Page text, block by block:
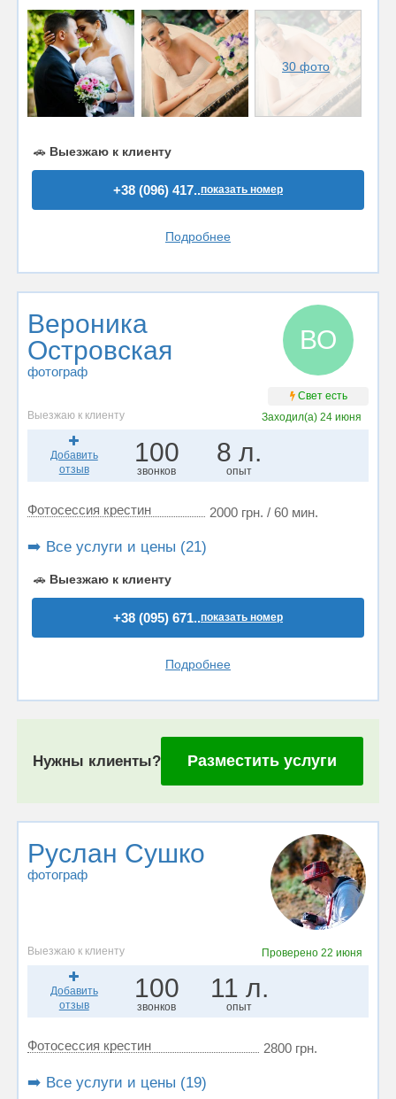
30 фото
🚗 Выезжаю к клиенту
+38 (096) 417..показать номер
Подробнее
Вероника
Островская
фотограф
ВО
Свет есть
Выезжаю к клиенту
Заходил(а)24 июня
Добавить
отзыв
100
звонков
8 л.
опыт
Фотосессия крестин 2000 грн. / 60 мин.
➡️ Все услуги и цены (21)
🚗 Выезжаю к клиенту
+38 (095) 671..показать номер
Подробнее
Нужны клиенты? Разместить услуги
Руслан Сушко
фотограф
Выезжаю к клиенту Проверено 22 июня
Добавить
отзыв
100
звонков
11 л.
опыт
Фотосессия крестин 2800 грн.
➡️ Все услуги и цены (19)